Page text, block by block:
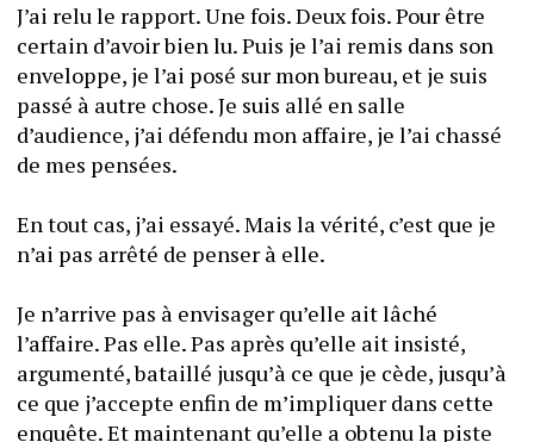
J’ai relu le rapport. Une fois. Deux fois. Pour être
certain d’avoir bien lu. Puis je l’ai remis dans son
enveloppe, je l’ai posé sur mon bureau, et je suis
passé à autre chose. Je suis allé en salle
d’audience, j’ai défendu mon affaire, je l’ai chassé
En tout cas, j’ai essayé. Mais la vérité, c’est que je
Je n’arrive pas à envisager qu’elle ait lâché
l’affaire. Pas elle. Pas après qu’elle ait insisté,
argumenté, bataillé jusqu’à ce que je cède, jusqu’à
ce que j’accepte enfin de m’impliquer dans cette
enquête. Et maintenant qu’elle a obtenu la piste